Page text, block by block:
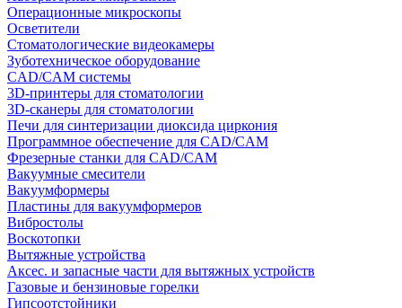
Операционные микроскопы
Осветители
Стоматологические видеокамеры
Зуботехническое оборудование
CAD/CAM системы
3D-принтеры для стоматологии
3D-сканеры для стоматологии
Печи для синтеризации диоксида циркония
Программное обеспечение для CAD/CAM
Фрезерные станки для CAD/CAM
Вакуумные смесители
Вакуумформеры
Пластины для вакуумформеров
Вибростолы
Воскотопки
Вытяжные устройства
Аксес. и запасные части для вытяжных устройств
Газовые и бензиновые горелки
Гипсоотстойники